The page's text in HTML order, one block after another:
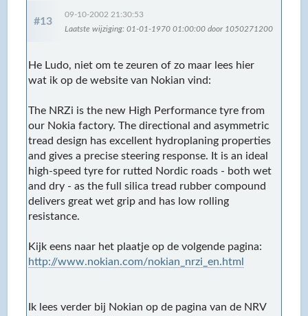
#13
09-10-2002 21:30:53
Laatste wijziging: 01-01-1970 01:00:00 door 1050271200
He Ludo, niet om te zeuren of zo maar lees hier
wat ik op de website van Nokian vind:
The NRZi is the new High Performance tyre from
our Nokia factory. The directional and asymmetric
tread design has excellent hydroplaning properties
and gives a precise steering response. It is an ideal
high-speed tyre for rutted Nordic roads - both wet
and dry - as the full silica tread rubber compound
delivers great wet grip and has low rolling
resistance.
Kijk eens naar het plaatje op de volgende pagina:
http://www.nokian.com/nokian_nrzi_en.html
Ik lees verder bij Nokian op de pagina van de NRV